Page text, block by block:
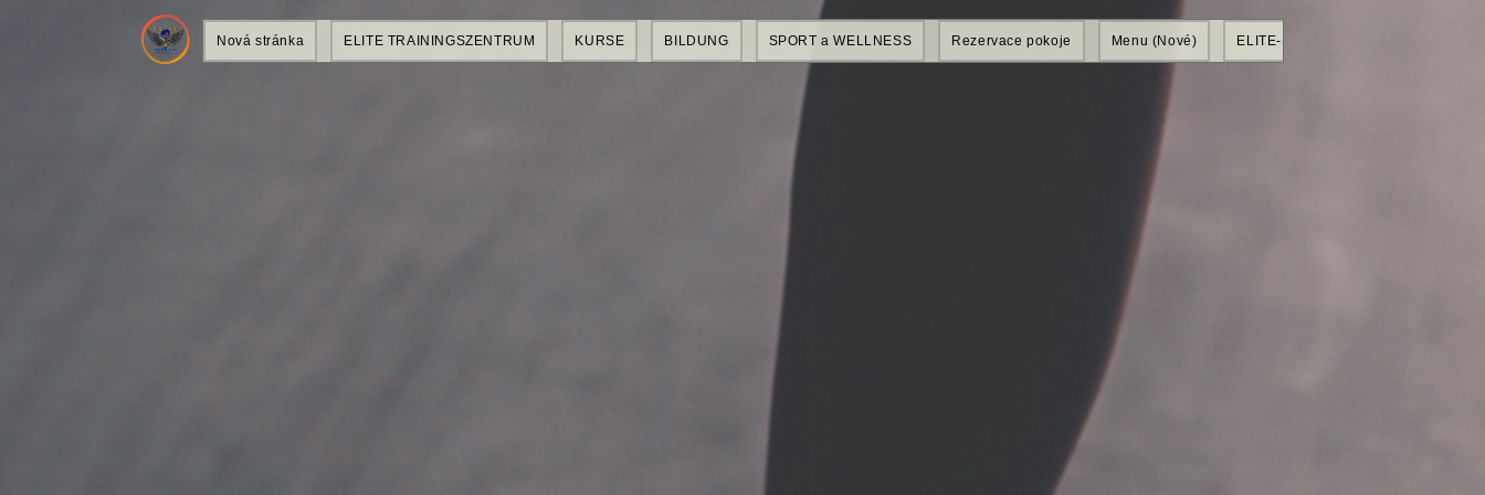
Nová stránka ELITE TRAININGSZENTRUM KURSE BILDUNG SPORT a WELLNESS Rezervace pokoje Menu (Nové) ELITE-SHOP